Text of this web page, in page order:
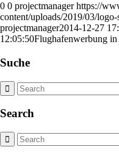
0 0 projectmanager https://
content/uploads/2019/03/
projectmanager2014-12-27
12:05:50Flughafenwerbung
Suche
Search